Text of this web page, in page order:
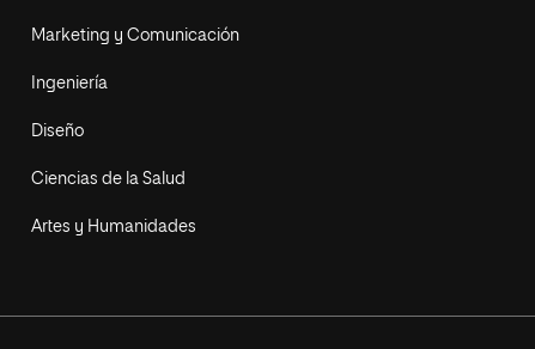
Marketing y Comunicación
Ingeniería
Diseño
Ciencias de la Salud
Artes y Humanidades